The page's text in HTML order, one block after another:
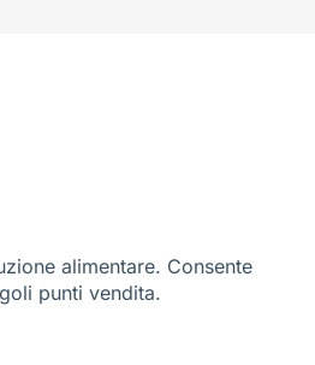
alimentare. Consente
punti vendita.